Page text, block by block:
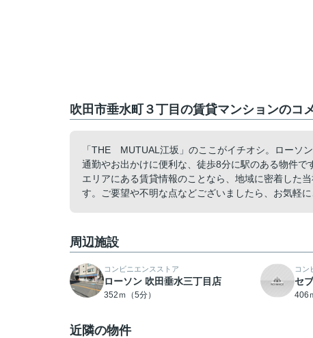
吹田市垂水町３丁目の賃貸マンションのコ
「THE MUTUAL江坂」のここがイチオシ。ローソ
通勤やお出かけに便利な、徒歩8分に駅のある物件
エリアにある賃貸情報のことなら、地域に密着した
す。ご要望や不明な点などございましたら、お気軽に
周辺施設
コンビニエンスストア
ローソン 吹田垂水三丁目店
352ｍ（5分）
コン
セ
406
近隣の物件